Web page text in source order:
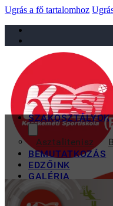
Ugrás a fő tartalomhoz
sportiskola@juniorsportkft.hu
SZAKOSZTÁLYOK
Asztalitenisz
BEMUTATKOZÁS
EDZŐINK
GALÉRIA
TAO
KAPCSOLAT